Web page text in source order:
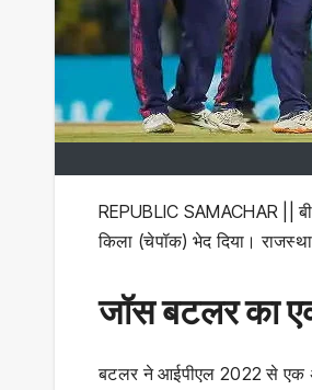
REPUBLIC SAMACHAR ||
किला (चेपॉक) भेद दिया।
जॉस बटलर का
बटलर ने आईपीएल 2022 से एक